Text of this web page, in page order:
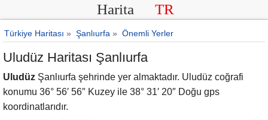
Harita TR
Türkiye Haritası » Şanlıurfa » Önemli Yerler
Uludüz Haritası Şanlıurfa
Uludüz Şanlıurfa şehrinde yer almaktadır. Uludüz coğrafi
konumu 36° 56′ 56″ Kuzey ile 38° 31′ 20″ Doğu gps
koordinatlarıdır.